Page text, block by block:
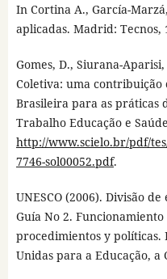
In Cortina A., García-
aplicadas. Madrid: Tecnos,
Gomes, D., Siurana-
Coletiva: uma
Brasileira para as práticas
Trabalho Educação e
http://www.scielo.br/pdf/
7746-sol00052.pdf.
UNESCO (2006). Divisão
Guía No 2.
procedimientos y políticas.
Unidas para a Educação, a